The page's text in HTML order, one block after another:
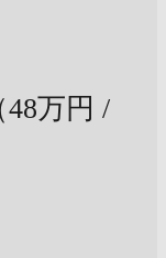
48万円 /